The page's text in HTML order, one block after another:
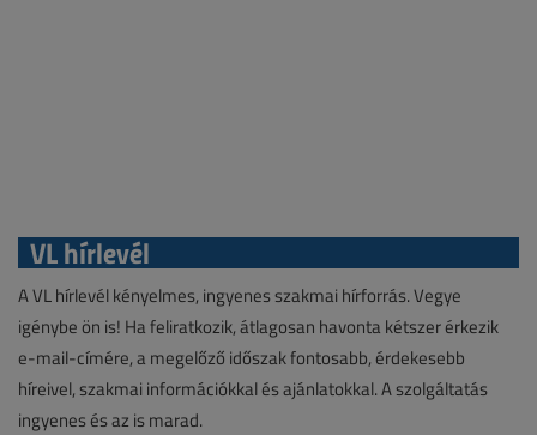
VL hírlevél
A VL hírlevél kényelmes, ingyenes szakmai hírforrás. Vegye
igénybe ön is! Ha feliratkozik, átlagosan havonta kétszer érkezik
e-mail-címére, a megelőző időszak fontosabb, érdekesebb
híreivel, szakmai információkkal és ajánlatokkal. A szolgáltatás
ingyenes és az is marad.